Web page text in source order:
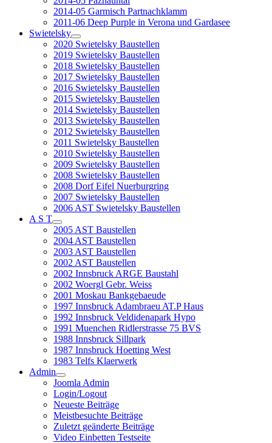
2014-05 Garmisch Partnachklamm
2011-06 Deep Purple in Verona und Gardasee
Swietelsky
2020 Swietelsky Baustellen
2019 Swietelsky Baustellen
2018 Swietelsky Baustellen
2017 Swietelsky Baustellen
2016 Swietelsky Baustellen
2015 Swietelsky Baustellen
2014 Swietelsky Baustellen
2013 Swietelsky Baustellen
2012 Swietelsky Baustellen
2011 Swietelsky Baustellen
2010 Swietelsky Baustellen
2009 Swietelsky Baustellen
2008 Swietelsky Baustellen
2008 Dorf Eifel Nuerburgring
2007 Swietelsky Baustellen
2006 AST Swietelsky Baustellen
A S T
2005 AST Baustellen
2004 AST Baustellen
2003 AST Baustellen
2002 AST Baustellen
2002 Innsbruck ARGE Baustahl
2002 Woergl Gebr. Weiss
2001 Moskau Bankgebaeude
1997 Innsbruck Adambraeu AT.P Haus
1992 Innsbruck Veldidenapark Hypo
1991 Muenchen Ridlerstrasse 75 BVS
1988 Innsbruck Sillpark
1987 Innsbruck Hoetting West
1983 Telfs Klaerwerk
Admin
Joomla Admin
Login/Logout
Neueste Beiträge
Meistbesuchte Beiträge
Zuletzt geänderte Beiträge
Video Einbetten Testseite